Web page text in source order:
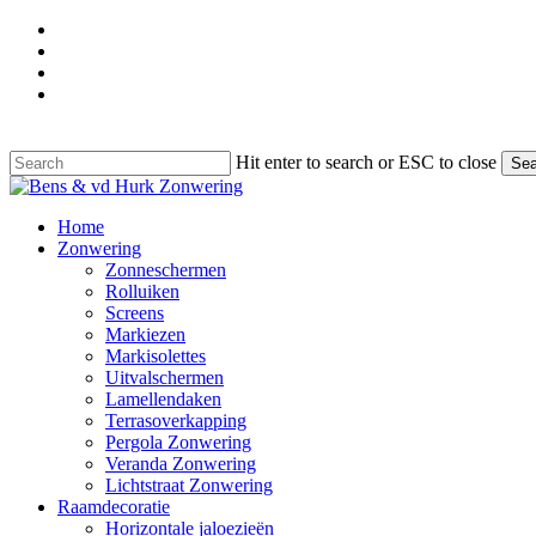
Skip
main
content
Hit enter to search or ESC to close
Close
Menu
Home
Zonwering
Zonneschermen
Rolluiken
Screens
Markiezen
Markisolettes
Uitvalschermen
Lamellendaken
Terrasoverkapping
Pergola Zonwering
Veranda Zonwering
Lichtstraat Zonwering
Raamdecoratie
Horizontale jaloezieën